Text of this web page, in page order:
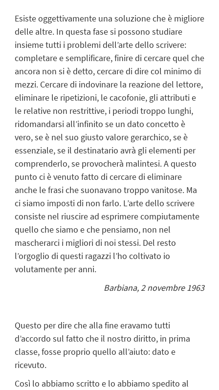
Esiste oggettivamente una soluzione che è migliore
delle altre. In questa fase si possono studiare
insieme tutti i problemi dell’arte dello scrivere:
completare e semplificare, finire di cercare quel che
ancora non si è detto, cercare di dire col minimo di
mezzi. Cercare di indovinare la reazione del lettore,
eliminare le ripetizioni, le cacofonie, gli attributi e
le relative non restrittive, i periodi troppo lunghi,
ridomandarsi all’infinito se un dato concetto è
vero, se è nel suo giusto valore gerarchico, se è
essenziale, se il destinatario avrà gli elementi per
comprenderlo, se provocherà malintesi. A questo
punto ci è venuto fatto di cercare di eliminare
anche le frasi che suonavano troppo vanitose. Ma
ci siamo imposti di non farlo. L’arte dello scrivere
consiste nel riuscire ad esprimere compiutamente
quello che siamo e che pensiamo, non nel
mascherarci i migliori di noi stessi. Del resto
l’orgoglio di questi ragazzi l’ho coltivato io
volutamente per anni.
Barbiana, 2 novembre 1963
Questo per dire che alla fine eravamo tutti
d’accordo sul fatto che il nostro diritto, in prima
classe, fosse proprio quello all’aiuto: dato e
ricevuto.
Così lo abbiamo scritto e lo abbiamo spedito al